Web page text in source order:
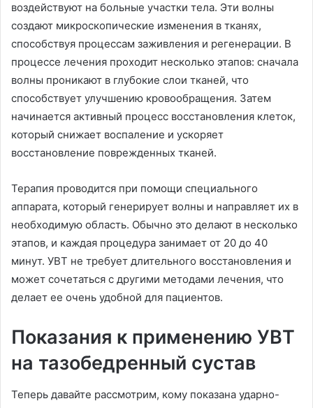
воздействуют на больные участки тела. Эти волны
создают микроскопические изменения в тканях,
способствуя процессам заживления и регенерации. В
процессе лечения проходит несколько этапов: сначала
волны проникают в глубокие слои тканей, что
способствует улучшению кровообращения. Затем
начинается активный процесс восстановления клеток,
который снижает воспаление и ускоряет
восстановление поврежденных тканей.
Терапия проводится при помощи специального
аппарата, который генерирует волны и направляет их в
необходимую область. Обычно это делают в несколько
этапов, и каждая процедура занимает от 20 до 40
минут. УВТ не требует длительного восстановления и
может сочетаться с другими методами лечения, что
делает ее очень удобной для пациентов.
Показания к применению УВТ
на тазобедренный сустав
Теперь давайте рассмотрим, кому показана ударно-